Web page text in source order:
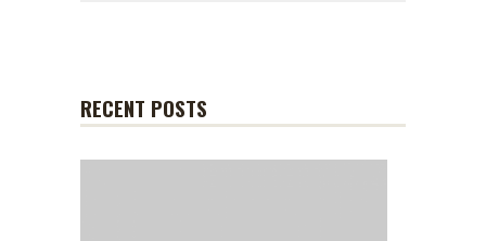
RECENT POSTS